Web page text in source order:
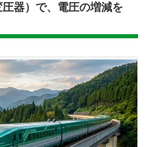
器）で、電圧の増減を